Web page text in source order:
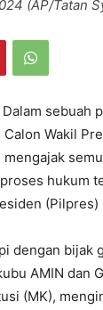
(AP/Tatan
Dalam sebuah
Wakil
mengajak
hukum
(Pilpres)
dengan bijak
AMIN dan
(MK),